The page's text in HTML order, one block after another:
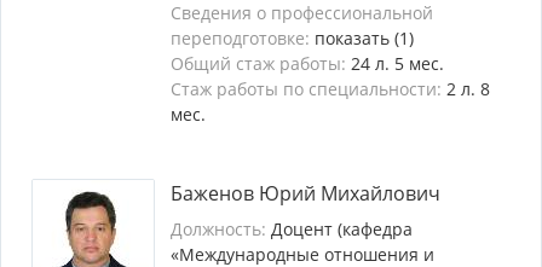
Сведения о профессиональной
переподготовке: показать (1)
Общий стаж работы: 24 л. 5 мес.
Стаж работы по специальности: 2 л. 8
мес.
Баженов Юрий Михайлович
Должность: Доцент (кафедра
«Международные отношения и